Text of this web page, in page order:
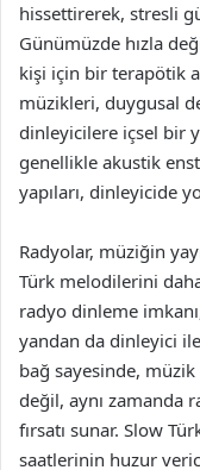
hissettirerek, stresli
Günümüzde hızla
kişi için bir terapötik
müzikleri, duygusal
dinleyicilere içsel bir
genellikle akustik
yapıları, dinleyicide
Radyolar, müziğin
Türk melodilerini
radyo dinleme
yandan da dinleyici
bağ sayesinde, müzik
değil, aynı zamanda
fırsatı sunar. Slow
saatlerinin huzur